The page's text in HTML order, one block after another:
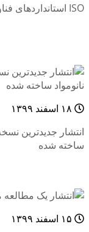
ISO استانداردهای فناوری ‌نانو را به روز می‌کند
انتشار جدیدترین
ساخته شده